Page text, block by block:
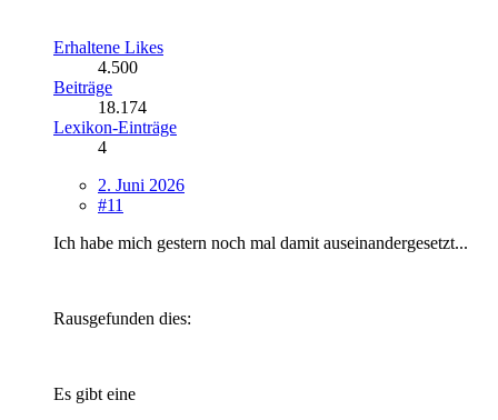
Erhaltene Likes
4.500
Beiträge
18.174
Lexikon-Einträge
4
2. Juni 2026
#11
Ich habe mich gestern noch mal damit auseinandergesetzt...
Rausgefunden dies:
Es gibt eine